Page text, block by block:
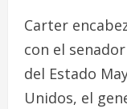
Carter
con el
del Estado
Unidos, el